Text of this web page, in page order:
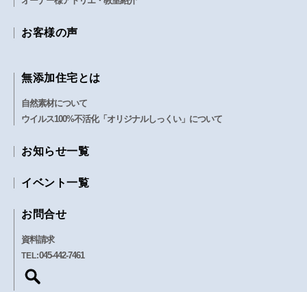
お客様の声
無添加住宅とは
自然素材について
ウイルス100%不活化「オリジナルしっくい」について
お知らせ一覧
イベント一覧
お問合せ
資料請求
TEL:045-442-7461